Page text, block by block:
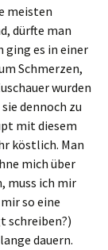
meisten
dürfte man
ging es in einer
Schmerzen,
wurden
dennoch zu
mit diesem
köstlich. Man
mich über
muss ich mir
so eine
schreiben?)
dauern.